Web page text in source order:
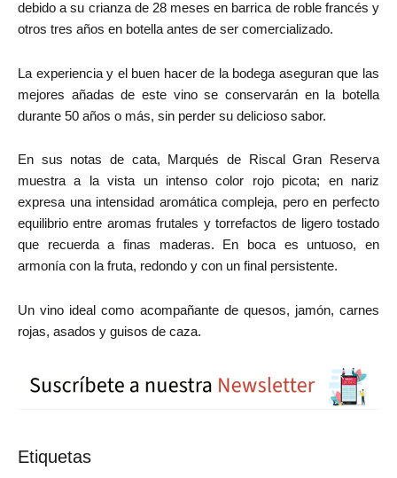
debido a su crianza de 28 meses en barrica de roble francés y
otros tres años en botella antes de ser comercializado.
La experiencia y el buen hacer de la bodega aseguran que las
mejores añadas de este vino se conservarán en la botella
durante 50 años o más, sin perder su delicioso sabor.
En sus notas de cata, Marqués de Riscal Gran Reserva
muestra a la vista un intenso color rojo picota; en nariz
expresa una intensidad aromática compleja, pero en perfecto
equilibrio entre aromas frutales y torrefactos de ligero tostado
que recuerda a finas maderas. En boca es untuoso, en
armonía con la fruta, redondo y con un final persistente.
Un vino ideal como acompañante de quesos, jamón, carnes
rojas, asados y guisos de caza.
Etiquetas